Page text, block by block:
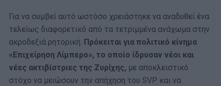
Για να συμβεί αυτό ωστόσο χρειάστηκε να αναδυθεί ένα
τελείως διαφορετικό από τα τετριμμένα ανάχωμα στην
ακροδεξιά ρητορική. Πρόκειται για πολιτικό κίνημα
«Επιχείρηση Λίμπερο», το οποίο ίδρυσαν νέοι και
νέες ακτιβίστριες της Ζυρίχης, με αποκλειστικό
στόχο να μειώσουν την απήχηση του SVP και να